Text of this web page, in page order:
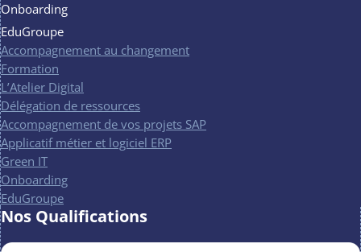
Onboarding
EduGroupe
Accompagnement au changement
Formation
L’Atelier Digital
Délégation de ressources
Accompagnement de vos projets SAP
Applicatif métier et logiciel ERP
Green IT
Onboarding
EduGroupe
Nos Qualifications